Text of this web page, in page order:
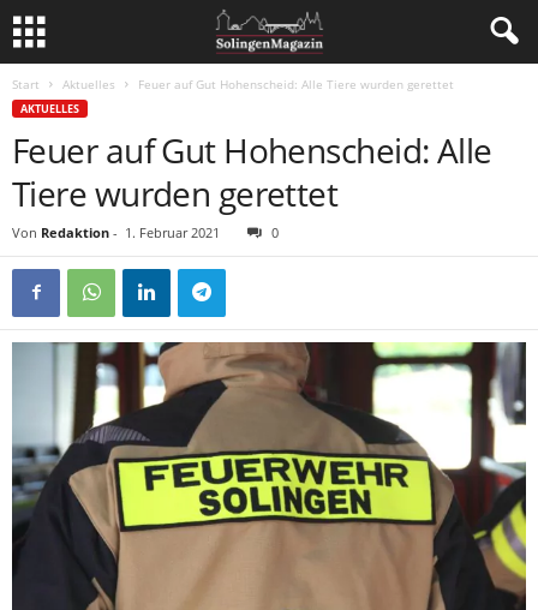
Start Aktuelles Feuer auf Gut Hohenscheid: Alle Tiere wurden gerettet
AKTUELLES
Feuer auf Gut Hohenscheid: Alle
Tiere wurden gerettet
Von Redaktion - 1. Februar 2021 0